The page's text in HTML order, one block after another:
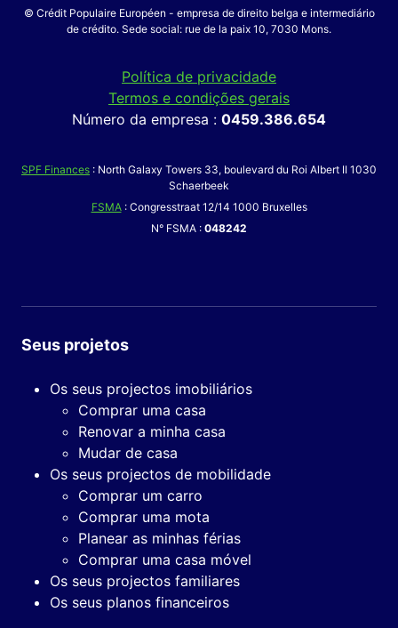
© Crédit Populaire Européen - empresa de direito belga e intermediário
de crédito. Sede social: rue de la paix 10, 7030 Mons.
Política de privacidade
Termos e condições gerais
Número da empresa : 0459.386.654
SPF Finances : North Galaxy Towers 33, boulevard du Roi Albert II 1030
Schaerbeek
FSMA: Congresstraat 12/14 1000 Bruxelles
N° FSMA : 048242
Seus projetos
Os seus projectos imobiliários
Comprar uma casa
Renovar a minha casa
Mudar de casa
Os seus projectos de mobilidade
Comprar um carro
Comprar uma mota
Planear as minhas férias
Comprar uma casa móvel
Os seus projectos familiares
Os seus planos financeiros